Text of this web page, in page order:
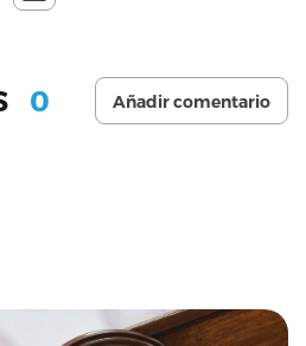
0 Añadir comentario